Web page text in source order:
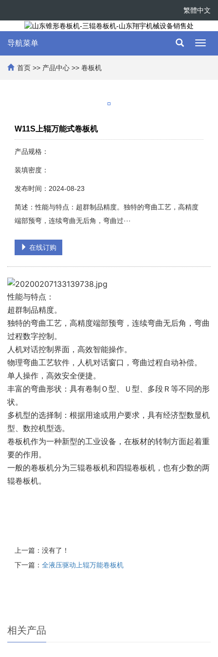
繁體中文
导航菜单
首页 >> 产品中心 >> 卷板机
W11S上辊万能式卷板机
产品规格：
装填密度：
发布时间：2024-08-23
简述：性能与特点：超群制品精度。独特的弯曲工艺，高精度
端部预弯，连续弯曲无后角，弯曲过···
在线订购
性能与特点：
超群制品精度。
独特的弯曲工艺，高精度端部预弯，连续弯曲无后角，弯曲
过程数字控制。
人机对话控制界面，高效智能操作。
物理弯曲工艺软件，人机对话窗口，弯曲过程自动补偿。
单人操作，高效安全便捷。
丰富的弯曲形状：具有卷制Ｏ型、Ｕ型、多段Ｒ等不同的形
状。
多机型的选择制：根据用途或用户要求，具有经济型数显机
型、数控机型选。
卷板机作为一种新型的工业设备，在板材的转制方面起着重
要的作用。
一般的卷板机分为三辊卷板机和四辊卷板机，也有少数的两
辊卷板机。
上一篇：没有了！
下一篇： 全液压驱动上辊万能卷板机
相关产品